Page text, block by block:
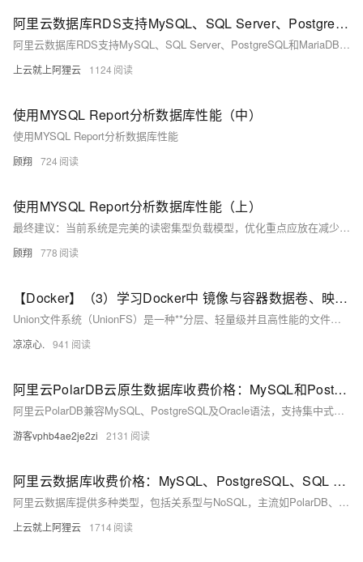
阿里云数据库RDS支持MySQL、SQL Server、PostgreSQL和MariaDB引擎
阿里云数据库RDS支持MySQL、SQL Server、PostgreSQL和MariaDB引擎，提供高性价比、稳定安全的云数据库服务，适用于多种行业与业务场景。
上云就上阿狸云 1124
使用MYSQL Report分析数据库性能（中）
使用MYSQL Report分析数据库性能
顾翔 724
使用MYSQL Report分析数据库性能（上）
最终建议：当前系统是完美的读密集型负载模型，优化重点应放在减少行读取量和提高数据定位效率。通过索引优化、分区策略和内存缓存，预期可降低30%的CPU负载，同时保持100%的缓冲池命中率。建议每百万次查询后刷新统计信息以持续优化
顾翔 778
【Docker】（3）学习Docker中 镜像与容器数据卷、映射关系！手把手带你安装 MySql主从同步 和 Redis三主三从集群！并且进行主从切换与扩容操作，还有分析 哈希分区 等知识点！
Union文件系统（UnionFS）是一种**分层、轻量级并且高性能的文件系统**，它支持对文件系统的修改作为一次提交来一层层的叠加，同时可以将不同目录挂载到同一个虚拟文件系统下(unite several directories into a single virtual filesystem) Union 文件系统是 Docker 镜像的基础。 镜像可以通过分层来进行继承，基于基础镜像（没有父镜像），可以制作各种具体的应用镜像。
凉凉心. 941
阿里云PolarDB云原生数据库收费价格：MySQL和PostgreSQL详细介绍
阿里云PolarDB兼容MySQL、PostgreSQL及Oracle语法，支持集中式与分布式架构。标准版2核4G年费1116元起，企业版最高性能达4核16G，支持HTAP与多级高可用，广泛应用于金融、政务、互联网等领域，TCO成本降低50%。
游客vphb4ae2je2zi 2131
阿里云数据库收费价格：MySQL、PostgreSQL、SQL Server和MariaDB引擎费用整理
阿里云数据库提供多种类型，包括关系型与NoSQL，主流如PolarDB、RDS MySQL/PostgreSQL、Redis等。价格低至21元/月起，支持按需付费与优惠套餐，适用于各类应用场景。
上云就上阿狸云 1714